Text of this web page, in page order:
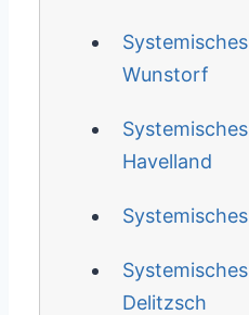
Wunstorf
Havelland
Delitzsch